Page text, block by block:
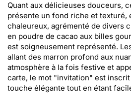
Quant aux délicieuses douceurs,
présente un fond riche et texturé,
chaleureux, agrémenté de divers
en poudre de cacao aux billes
est soigneusement représenté.
allant des marron profond aux
atmosphère à la fois festive et
carte, le mot "invitation" est
touche élégante tout en étant